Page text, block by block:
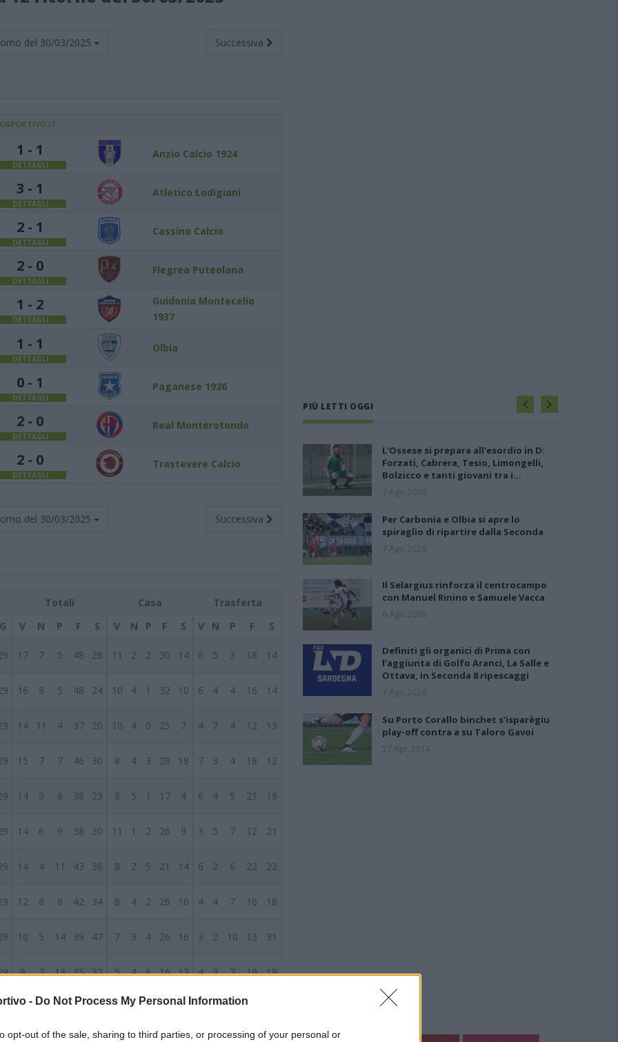
- Do Not Process My Personal Information
opt-out of the sale, sharing to third parties, or processing of your personal or
del 30/03/2025 Successiva
1 - 1
DETTAGLI
Anzio Calcio 1924
3 - 1
DETTAGLI
Atletico Lodigiani
2 - 1
DETTAGLI
Cassino Calcio
2 - 0
DETTAGLI
Flegrea Puteolana
1 - 2
DETTAGLI
Guidonia Montecelio
1937
1 - 1
DETTAGLI
Olbia
0 - 1
DETTAGLI
Paganese 1926
2 - 0
DETTAGLI
Real Monterotondo
2 - 0
DETTAGLI
Trastevere Calcio
del 30/03/2025 Successiva
Totali Casa
Trasferta
G V N P F S V N P F S V N P F S
17 7 5 48 28 11 2 2 30 14 6 5 3 18 14
16 8 5 48 24 10 4 1 32 10 6 4 4 16 14
14 11 4 37 20 10 4 0 25 7 4 7 4 12 13
15 7 7 46 30 8 4 3 28 18 7 3 4 18 12
14 9 6 38 23 8 5 1 17 4 6 4 5 21 19
14 6 9 38 30 11 1 2 26 9 3 5 7 12 21
14 4 11 43 36 8 2 5 21 14 6 2 6 22 22
12 8 9 42 34 8 4 2 26 16 4 4 7 16 18
10 5 14 39 47 7 3 4 26 16 3 2 10 13 31
9 7 13 35 32 5 4 6 16 13 4 3 7 19 19
9 7 13 36 42 6 2 6 16 17 3 5 7 20
PIÙ LETTI OGGI
L'Ossese si prepara all'esordio in D:
Forzati, Cabrera, Tesio, Limongelli,
Bolzicco e tanti giovani tra i…
7 Ago 2026
Per Carbonia e Olbia si apre lo
spiraglio di ripartire dalla Seconda
7 Ago 2026
Il Selargius rinforza il centrocampo
con Manuel Rinino e Samuele Vacca
6 Ago 2026
Definiti gli organici di Prima con
l'aggiunta di Golfo Aranci, La Salle e
Ottava, in Seconda 8 ripescaggi
7 Ago 2026
Su Porto Corallo binchet s'isparègiu
play-off contra a su Taloro Gavoi
27 Apr 2014